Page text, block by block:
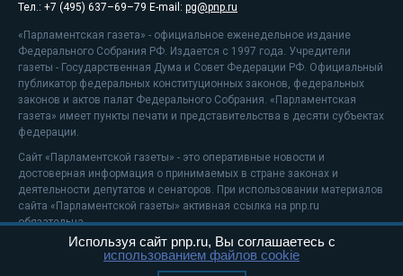
Тел.: +7 (495) 637–69–79 E-mail: pg@pnp.ru
«Парламентская газета» - официальное еженедельное издание
Федерального Собрания РФ. Издается с 1997 года. Учредители
газеты - Государственная Дума и Совет Федерации РФ. Официальный
публикатор федеральных конституционных законов, федеральных
законов и актов палат Федерального Собрания. «Парламентская
газета» имеет пункты печати и представительства в десяти субъектах
федерации.
Сайт «Парламентской газеты» - это оперативные новости и
достоверная информация о принимаемых в стране законах и
деятельности депутатов и сенаторов. При использовании материалов
сайта «Парламентской газеты» активная ссылка на pnp.ru
обязательна.
На информационном ресурсе применяютсярекомендательные
Используя сайт pnp.ru, Вы соглашаетесь с
использованием файлов cookie